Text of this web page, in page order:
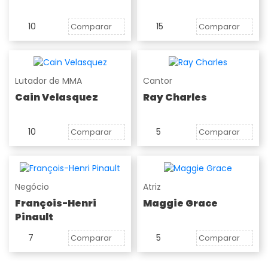
10 Comparar 15 Comparar
Lutador de MMA
Cain Velasquez
10 Comparar
Cantor
Ray Charles
5 Comparar
Negócio
François-Henri
Pinault
7 Comparar
Atriz
Maggie Grace
5 Comparar